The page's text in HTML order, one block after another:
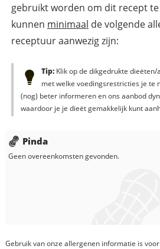
gebruikt worden om dit recept
kunnen minimaal de volgende
receptuur aanwezig zijn:
Tip:Klik op de dikgedrukte
met welke voedingsrestricties je te
(nog) beter informeren en ons aanbod
waardoor je je dieët gemakkelijk kunt
Pinda
Geen overeenkomsten gevonden.
Gebruik van onze allergenen informatie is